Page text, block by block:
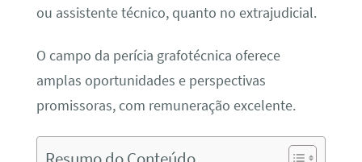
ou assistente técnico, quanto no extrajudicial.
O campo da perícia grafotécnica oferece
amplas oportunidades e perspectivas
promissoras, com remuneração excelente.